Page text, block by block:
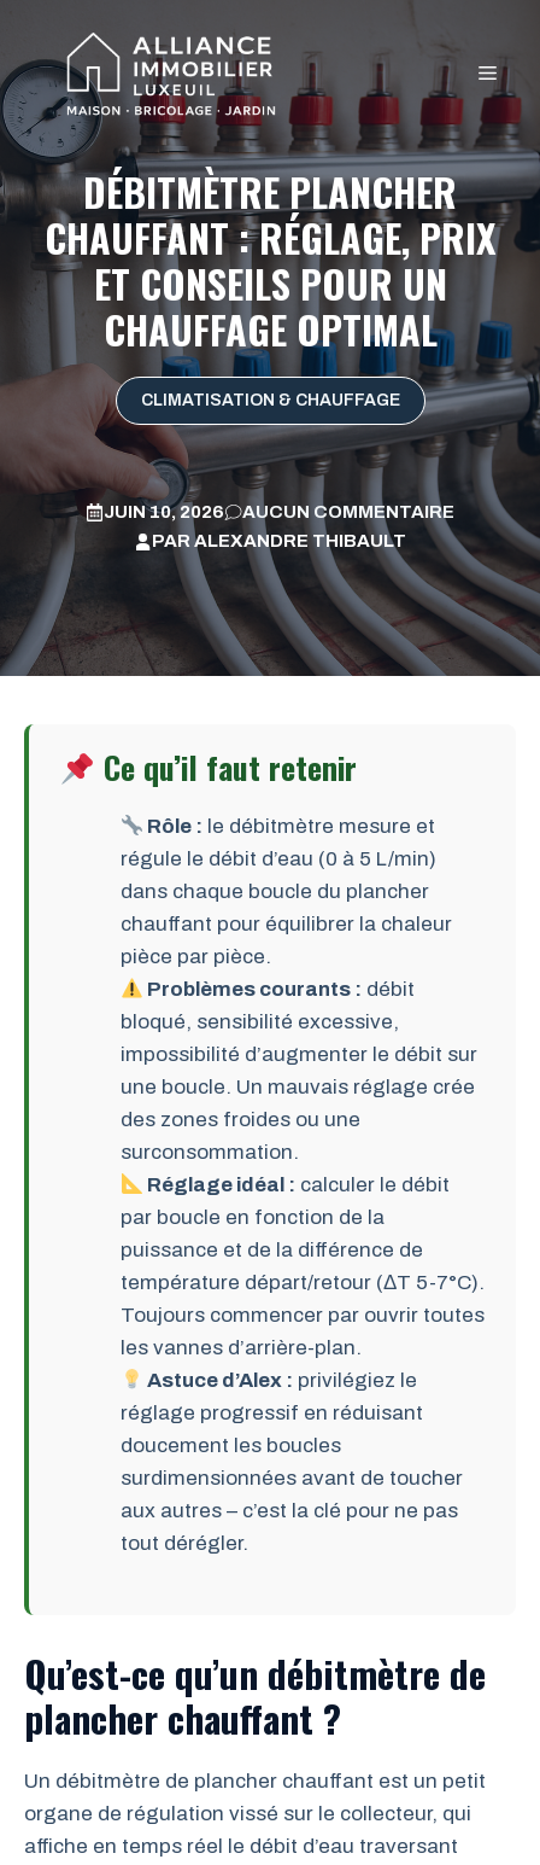
contenu
DÉBITMÈTRE PLANCHER
CHAUFFANT : RÉGLAGE, PRIX
ET CONSEILS POUR UN
CHAUFFAGE OPTIMAL
CLIMATISATION & CHAUFFAGE
JUIN 10, 2026
AUCUN COMMENTAIRE
PAR ALEXANDRE THIBAULT
Ce qu’il faut retenir
Rôle : le débitmètre mesure et
régule le débit d’eau (0 à 5 L/min)
dans chaque boucle du plancher
chauffant pour équilibrer la chaleur
pièce par pièce.
Problèmes courants : débit
bloqué, sensibilité excessive,
impossibilité d’augmenter le débit sur
une boucle. Un mauvais réglage crée
des zones froides ou une
surconsommation.
Réglage idéal : calculer le débit
par boucle en fonction de la
puissance et de la différence de
température départ/retour (ΔT 5-7°C).
Toujours commencer par ouvrir toutes
les vannes d’arrière-plan.
Astuce d’Alex : privilégiez le
réglage progressif en réduisant
doucement les boucles
surdimensionnées avant de toucher
aux autres – c’est la clé pour ne pas
tout dérégler.
Qu’est-ce qu’un débitmètre de
plancher chauffant ?
Un débitmètre de plancher chauffant est un petit
organe de régulation vissé sur le collecteur, qui
affiche en temps réel le débit d’eau traversant